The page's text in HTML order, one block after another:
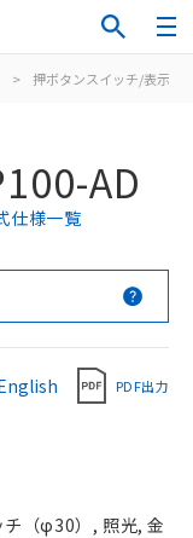
> 押ボタンスイッチ/表示灯
AD
仕様一覧
PDF出力
（φ30）, 照光, 金